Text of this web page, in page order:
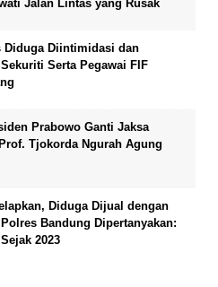
Jalan Lintas yang Rusak
Diduga Diintimidasi dan
Serta Pegawai FIF
Prabowo Ganti Jaksa
Tjokorda Ngurah Agung
Diduga Dijual dengan
Bandung Dipertanyakan:
2023